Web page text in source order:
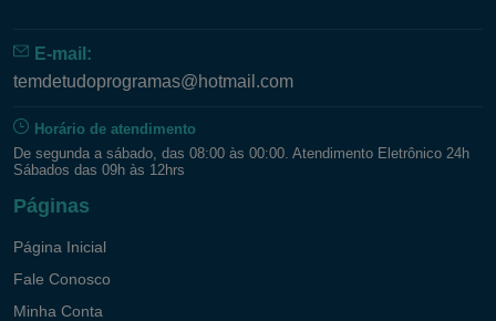
E-mail:
temdetudoprogramas@hotmail.com
Horário de atendimento
De segunda a sábado, das 08:00 às 00:00. Atendimento Eletrônico 24h
Sábados das 09h às 12hrs
Páginas
Página Inicial
Fale Conosco
Minha Conta